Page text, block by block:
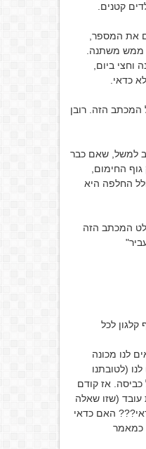
קטנים.
את המספר,
ממש משתנה.
וחצי ביום,
כדאי.
המכתב הזה. רובן
למשל, שאם כבר
החימום,
החלפה היא
המכתב הזה
לכל
לנו מכונה
(לטובתנו
כביסה. אז קודם
עובד (שזו שאלה
האם כדאי
כמאמר